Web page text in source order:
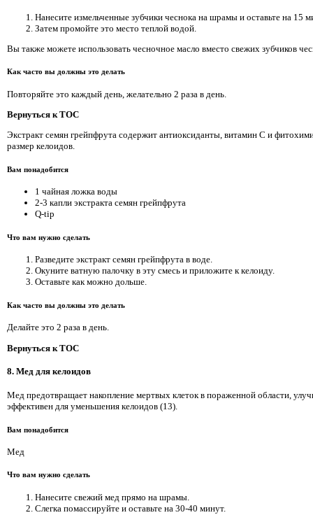
Нанесите измельченные зубчики чеснока на шрамы и оставьте на 15
Затем промойте это место теплой водой.
Вы также можете использовать чесночное масло вместо свежих зубчиков
Как часто вы должны это делать
Повторяйте это каждый день, желательно 2 раза в день.
Вернуться к TOC
Экстракт семян грейпфрута содержит антиоксиданты, витамин С и
размер келоидов.
Вам понадобится
1 чайная ложка воды
2-3 капли экстракта семян грейпфрута
Q-tip
Что вам нужно сделать
Разведите экстракт семян грейпфрута в воде.
Окуните ватную палочку в эту смесь и приложите к келоиду.
Оставьте как можно дольше.
Как часто вы должны это делать
Делайте это 2 раза в день.
Вернуться к TOC
8. Мед для келоидов
Мед предотвращает накопление мертвых клеток в пораженной области,
эффективен для уменьшения келоидов (13).
Вам понадобится
Мед
Что вам нужно сделать
Нанесите свежий мед прямо на шрамы.
Слегка помассируйте и оставьте на 30-40 минут.